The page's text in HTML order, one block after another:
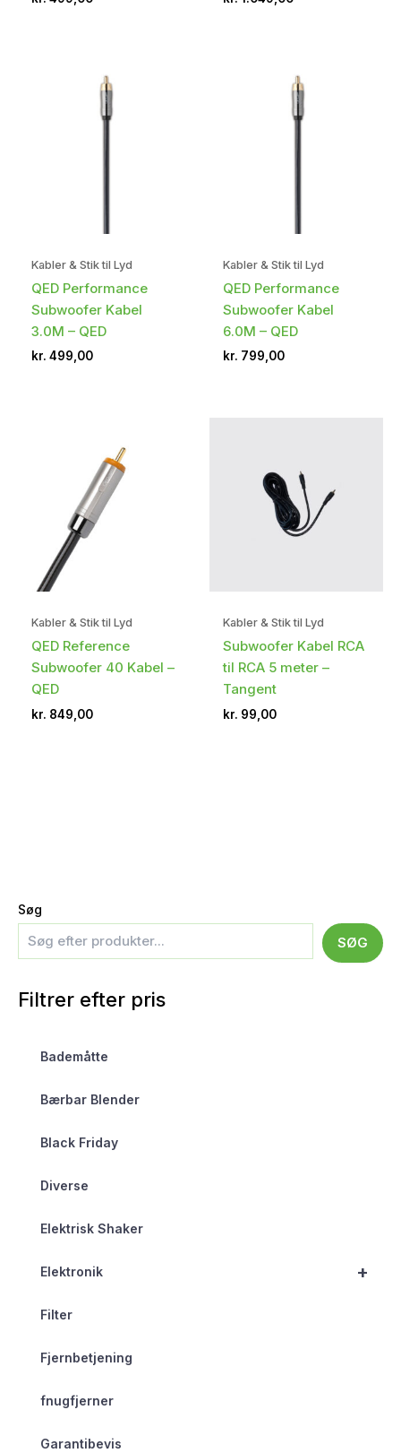
Søg
SØG
Filtrer efter pris
Bademåtte
Bærbar Blender
Black Friday
Diverse
Elektrisk Shaker
+
Elektronik
Filter
Fjernbetjening
fnugfjerner
Garantibevis
Kabler & Stik til Lyd
QED Performance
Subwoofer Kabel
3.0M – QED
kr. 499,00
Kabler & Stik til Lyd
QED Performance
Subwoofer Kabel
6.0M – QED
kr. 799,00
Kabler & Stik til Lyd
QED Reference
Subwoofer 40 Kabel –
QED
kr. 849,00
Kabler & Stik til Lyd
Subwoofer Kabel RCA
til RCA 5 meter –
Tangent
kr. 99,00